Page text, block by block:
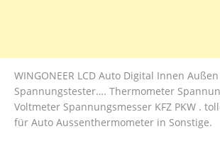
WINGONEER LCD Auto Digital Innen
Spannungstester…. Thermometer
Voltmeter Spannungsmesser KFZ PKW .
für Auto Aussenthermometer in Sonstige.